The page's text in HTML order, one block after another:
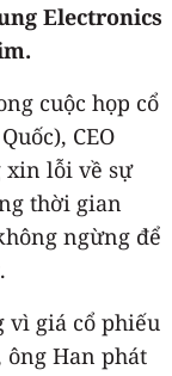
Electronics
cuộc họp cổ
CEO
xin lỗi về sự
thời gian
ngừng để
vì giá cổ phiếu
ông Han phát